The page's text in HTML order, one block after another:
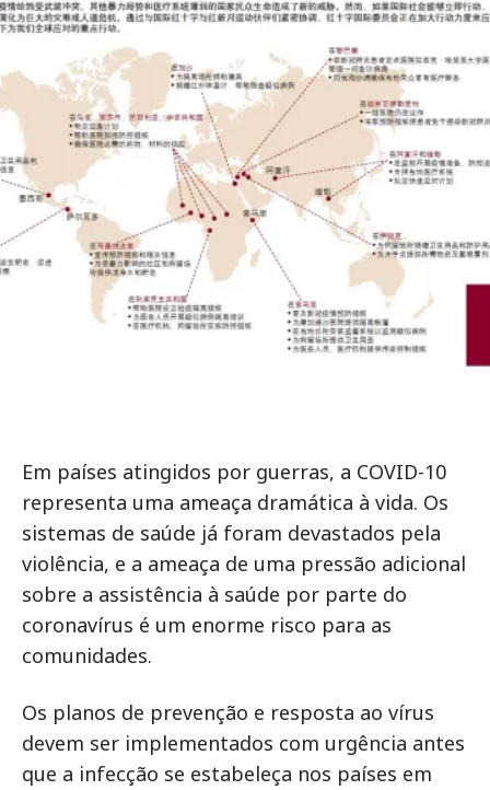
Em países atingidos por guerras, a COVID-10
representa uma ameaça dramática à vida. Os
sistemas de saúde já foram devastados pela
violência, e a ameaça de uma pressão adicional
sobre a assistência à saúde por parte do
coronavírus é um enorme risco para as
comunidades.
Os planos de prevenção e resposta ao vírus
devem ser implementados com urgência antes
que a infecção se estabeleça nos países em